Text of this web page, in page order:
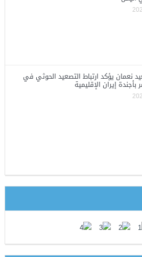
نعمان يؤكد ارتباط التصعيد الحوثي في
بأجندة إيران الإقليمية